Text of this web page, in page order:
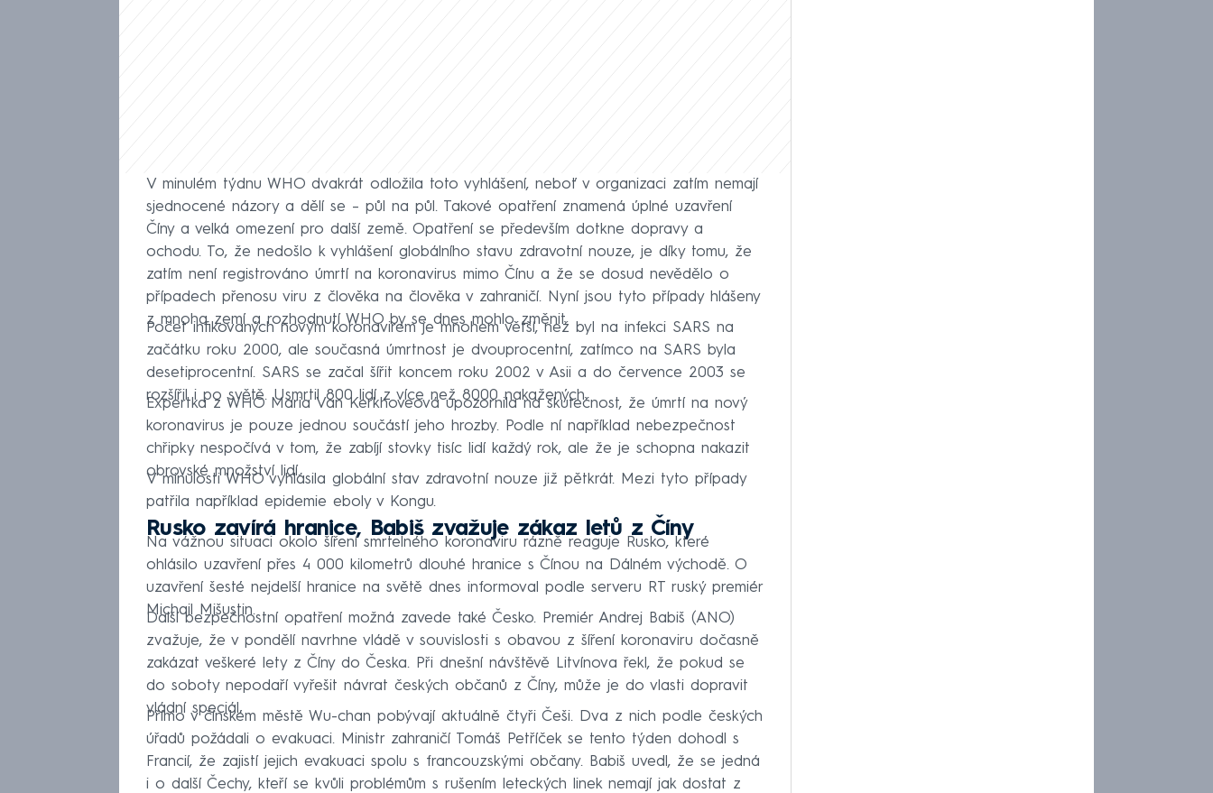
V minulém týdnu WHO dvakrát odložila toto vyhlášení, neboť v organizaci zatím nemají
sjednocené názory a dělí se – půl na půl. Takové opatření znamená úplné uzavření
Číny a velká omezení pro další země. Opatření se především dotkne dopravy a
ochodu. To, že nedošlo k vyhlášení globálního stavu zdravotní nouze, je díky tomu, že
zatím není registrováno úmrtí na koronavirus mimo Čínu a že se dosud nevědělo o
případech přenosu viru z člověka na člověka v zahraničí. Nyní jsou tyto případy hlášeny
z mnoha zemí a rozhodnutí WHO by se dnes mohlo změnit.
Počet infikovaných novým koronavirem je mnohem větší, než byl na infekci SARS na
začátku roku 2000, ale současná úmrtnost je dvouprocentní, zatímco na SARS byla
desetiprocentní. SARS se začal šířit koncem roku 2002 v Asii a do července 2003 se
rozšířil i po světě. Usmrtil 800 lidí z více než 8000 nakažených.
Expertka z WHO Maria Van Kerkhoveová upozornila na skutečnost, že úmrtí na nový
koronavirus je pouze jednou součástí jeho hrozby. Podle ní například nebezpečnost
chřipky nespočívá v tom, že zabíjí stovky tisíc lidí každý rok, ale že je schopna nakazit
obrovské množství lidí.
V minulosti WHO vyhlásila globální stav zdravotní nouze již pětkrát. Mezi tyto případy
patřila například epidemie eboly v Kongu.
Rusko zavírá hranice, Babiš zvažuje zákaz letů z Číny
Na vážnou situaci okolo šíření smrtelného koronaviru rázně reaguje Rusko, které
ohlásilo uzavření přes 4 000 kilometrů dlouhé hranice s Čínou na Dálném východě. O
uzavření šesté nejdelší hranice na světě dnes informoval podle serveru RT ruský premiér
Michail Mišustin.
Další bezpečnostní opatření možná zavede také Česko. Premiér Andrej Babiš (ANO)
zvažuje, že v pondělí navrhne vládě v souvislosti s obavou z šíření koronaviru dočasně
zakázat veškeré lety z Číny do Česka. Při dnešní návštěvě Litvínova řekl, že pokud se
do soboty nepodaří vyřešit návrat českých občanů z Číny, může je do vlasti dopravit
vládní speciál.
Přímo v čínském městě Wu-chan pobývají aktuálně čtyři Češi. Dva z nich podle českých
úřadů požádali o evakuaci. Ministr zahraničí Tomáš Petříček se tento týden dohodl s
Francií, že zajistí jejich evakuaci spolu s francouzskými občany. Babiš uvedl, že se jedná
i o další Čechy, kteří se kvůli problémům s rušením leteckých linek nemají jak dostat z